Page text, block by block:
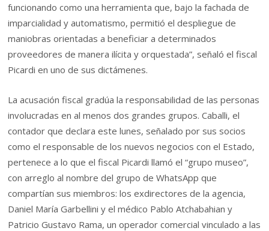
funcionando como una herramienta que, bajo la fachada de
imparcialidad y automatismo, permitió el despliegue de
maniobras orientadas a beneficiar a determinados
proveedores de manera ilícita y orquestada”, señaló el fiscal
Picardi en uno de sus dictámenes.
La acusación fiscal gradúa la responsabilidad de las personas
involucradas en al menos dos grandes grupos. Caballi, el
contador que declara este lunes, señalado por sus socios
como el responsable de los nuevos negocios con el Estado,
pertenece a lo que el fiscal Picardi llamó el “grupo museo”,
con arreglo al nombre del grupo de WhatsApp que
compartían sus miembros: los exdirectores de la agencia,
Daniel María Garbellini y el médico Pablo Atchabahian y
Patricio Gustavo Rama, un operador comercial vinculado a las